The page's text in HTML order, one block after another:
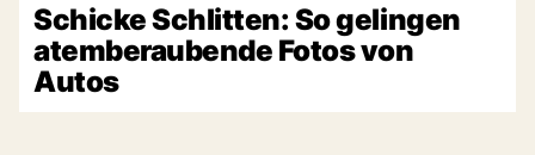
Schicke Schlitten: So gelingen
atemberaubende Fotos von
Autos